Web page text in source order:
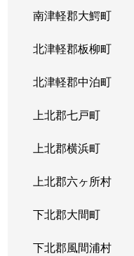
南津軽郡大鰐町
北津軽郡板柳町
北津軽郡中泊町
上北郡七戸町
上北郡横浜町
上北郡六ヶ所村
下北郡大間町
下北郡風間浦村